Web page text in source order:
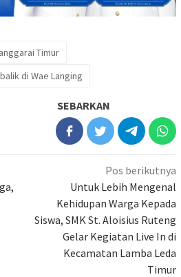
Timur
di Wae Langing
SEBARKAN
Pos berikutnya
Untuk Lebih Mengenal
Kehidupan Warga Kepada
Siswa, SMK St. Aloisius Ruteng
Gelar Kegiatan Live In di
Kecamatan Lamba Leda
Timur